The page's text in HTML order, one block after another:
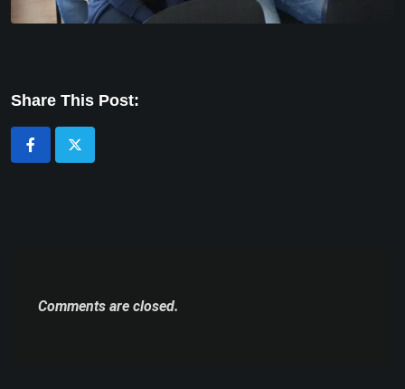
Share This Post:
Comments are closed.